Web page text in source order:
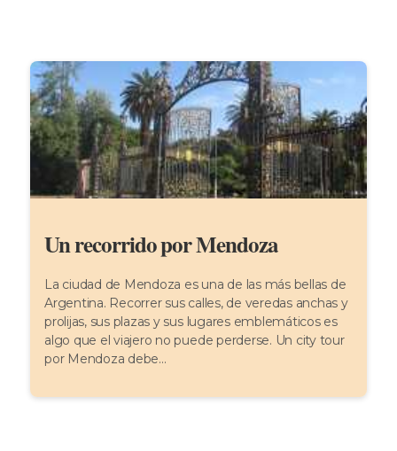
Un recorrido por Mendoza
La ciudad de Mendoza es una de las más bellas de
Argentina. Recorrer sus calles, de veredas anchas y
prolijas, sus plazas y sus lugares emblemáticos es
algo que el viajero no puede perderse. Un city tour
por Mendoza debe...